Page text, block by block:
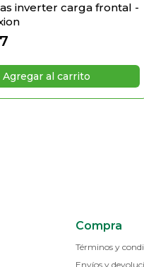
inverter carga frontal -
Compra
Términos y
Envíos y